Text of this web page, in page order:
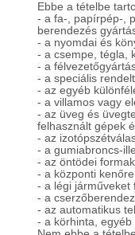
Ebbe a tételbe
- a fa-, papírpép-,
berendezés
- a nyomdai és
- a csempe, tégla,
- a
- a speciális
- az egyéb
- a villamos vagy
- az üveg és
felhasznált gépek
- az
- a gumiabroncs-
- az öntödei
- a központi
- a légi járműveket
- a
- az automatikus
- a körhinta,